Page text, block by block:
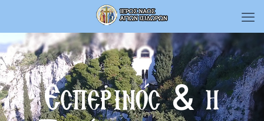
Εσπερινός & η